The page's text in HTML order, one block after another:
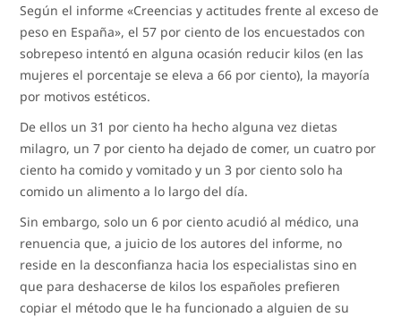
Según el informe «Creencias y actitudes frente al exceso de
peso en España», el 57 por ciento de los encuestados con
sobrepeso intentó en alguna ocasión reducir kilos (en las
mujeres el porcentaje se eleva a 66 por ciento), la mayoría
por motivos estéticos.
De ellos un 31 por ciento ha hecho alguna vez dietas
milagro, un 7 por ciento ha dejado de comer, un cuatro por
ciento ha comido y vomitado y un 3 por ciento solo ha
comido un alimento a lo largo del día.
Sin embargo, solo un 6 por ciento acudió al médico, una
renuencia que, a juicio de los autores del informe, no
reside en la desconfianza hacia los especialistas sino en
que para deshacerse de kilos los españoles prefieren
copiar el método que le ha funcionado a alguien de su